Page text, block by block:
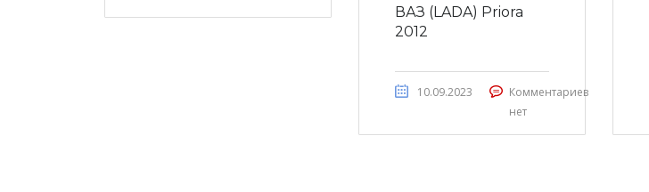
ВАЗ (LADA) Priora
2012
10.09.2023
Комментариев
нет